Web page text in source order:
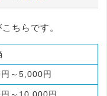
ちらです。
～5,000円
～10,000円